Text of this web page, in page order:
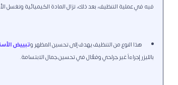
فيه في عملية التنظيف، بعد ذلك، تزال المادة الكيميائية وتغسل
هذا النوع من التنظيف يهدف إلى تحسين المظهر وتبييض
بالليزر إجراءاً غير جراحي وفعّال في تحسين جمال الابتسامة.